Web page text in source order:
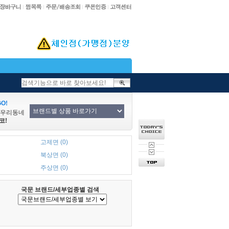
리동네
!
고제면 (0)
북상면 (0)
주상면 (0)
국문 브랜드/세부업종별 검색